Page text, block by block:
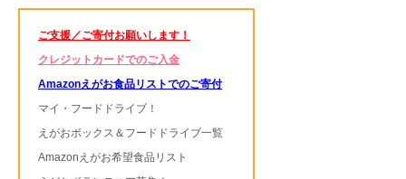
ご支援／ご寄付お願いします！
クレジットカードでのご入金
Amazonえがお食品リストでのご寄付
マイ・フードドライブ！
えがおボックス＆フードドライブ一覧
Amazonえがお希望食品リスト